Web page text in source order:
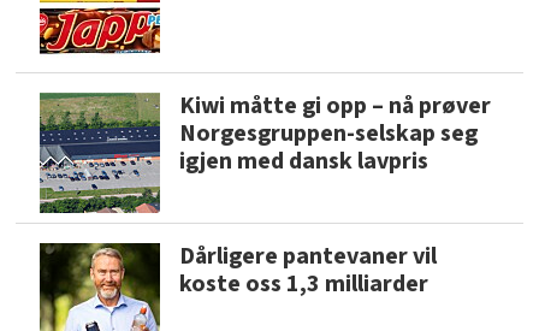
Kiwi måtte gi opp – nå prøver
Norgesgruppen-selskap seg
igjen med dansk lavpris
Dårligere pantevaner vil
koste oss 1,3 milliarder